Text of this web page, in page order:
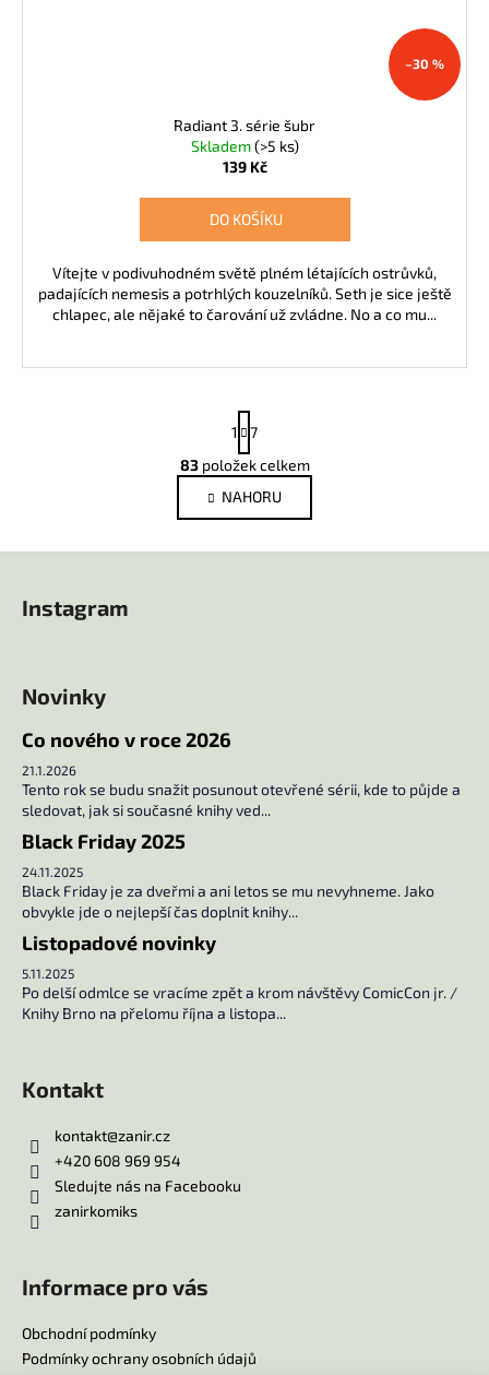
–30 %
Radiant 3. série šubr
Skladem(>5 ks)
139 Kč
DO KOŠÍKU
Vítejte v podivuhodném světě plném létajících ostrůvků,
padajících nemesis a potrhlých kouzelníků. Seth je sice ještě
chlapec, ale nějaké to čarování už zvládne. No a co mu...
O
v
l
á
v
ý
s
u
S
t
r
á
n
k
1
7
83položek celkem
NAHORU
Instagram
Novinky
Co nového v roce 2026
21.1.2026
Tento rok se budu snažit posunout otevřené sérii, kde to půjde a
sledovat, jak si současné knihy ved...
Black Friday 2025
24.11.2025
Black Friday je za dveřmi a ani letos se mu nevyhneme. Jako
obvykle jde o nejlepší čas doplnit knihy...
Listopadové novinky
5.11.2025
Po delší odmlce se vracíme zpět a krom návštěvy ComicCon jr. /
Knihy Brno na přelomu října a listopa...
Kontakt
kontakt@zanir.cz
+420 608 969 954
Sledujte nás na Facebooku
zanirkomiks
Informace pro vás
Obchodní podmínky
Podmínky ochrany osobních údajů